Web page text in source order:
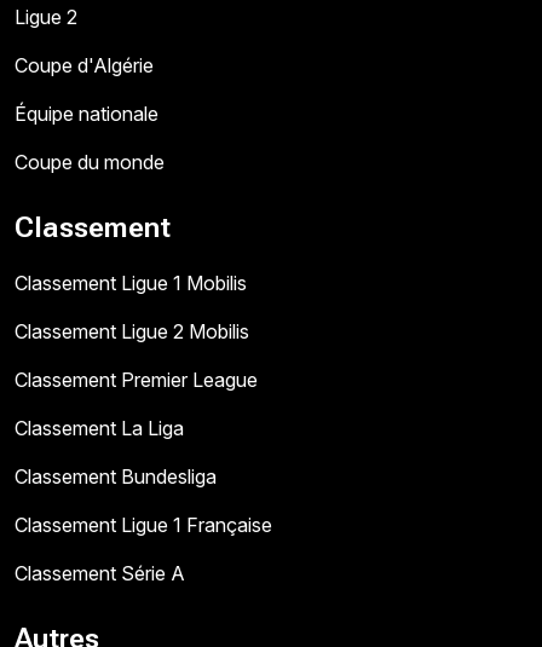
Ligue 2
Coupe d'Algérie
Équipe nationale
Coupe du monde
Classement
Classement Ligue 1 Mobilis
Classement Ligue 2 Mobilis
Classement Premier League
Classement La Liga
Classement Bundesliga
Classement Ligue 1 Française
Classement Série A
Autres